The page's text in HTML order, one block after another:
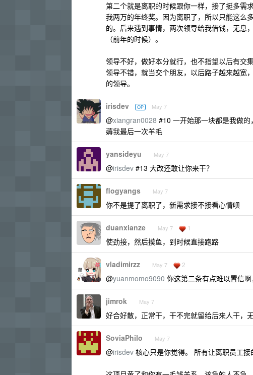
第二个就是离职的时候跟你一样，接了挺多需
我两万的年终奖。因为离职了，所以只能这么
的。后来遇到事情，两次领导给我借钱，无息
（前年的时候）。
领导不好，做好本分就行，也不指望以后有交集
领导不错，就当交个朋友，以后路子越来越宽
的领导。
irisdev OP May 7
@xiangran0028 #10 一开始那一块都是我做
薅我最后一次羊毛
yansideyu May 7
@irisdev #13 大改还敢让你来干？
flogyangs May 7
你不是提了离职了，新需求接不接看心情呗
duanxianze May 7 1
使劲接，然后摸鱼，到时候直接跑路
vladimirzz May 7 2
@yuanmomo9090 你这第二条有点难以置信
jimrok May 7
好合好散，正常干，干不完就留给后来人干，
SoviaPhilo May 7
@irisdev 核心只是你觉得。 所有让离职员工接